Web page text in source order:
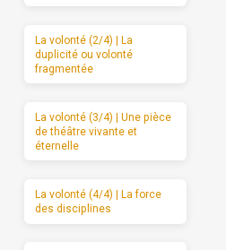
La volonté (2/4) | La
duplicité ou volonté
fragmentée
La volonté (3/4) | Une pièce
de théâtre vivante et
éternelle
La volonté (4/4) | La force
des disciplines